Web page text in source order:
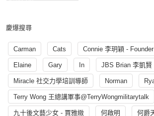
慶爆搜尋
Carman Cats Connie 李玥穎 -
Elaine Gary In JBS Brian 李凱賢
Miracle 社交力學培訓導師 Norman
Terry Wong 王總講軍事@TerryWongmilitarytalk
九十後文藝少女 - 賈雅緻 何啟明 何爵